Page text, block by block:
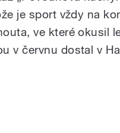
je sport vždy na
ve které okusil
v červnu dostal v